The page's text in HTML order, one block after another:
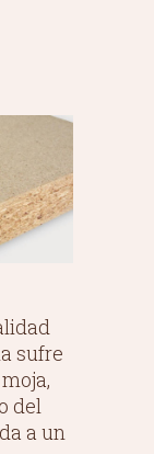
sufre
del
a un